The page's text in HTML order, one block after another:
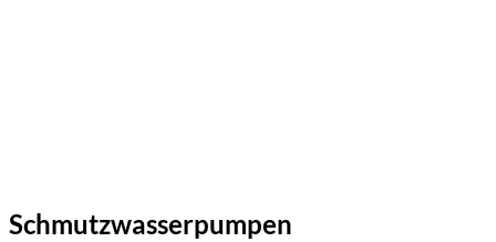
Schmutzwasserpumpen